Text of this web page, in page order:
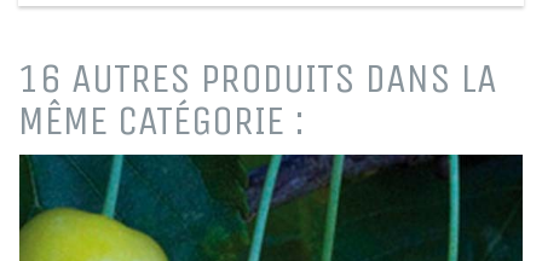
16 AUTRES PRODUITS DANS LA
MÊME CATÉGORIE :